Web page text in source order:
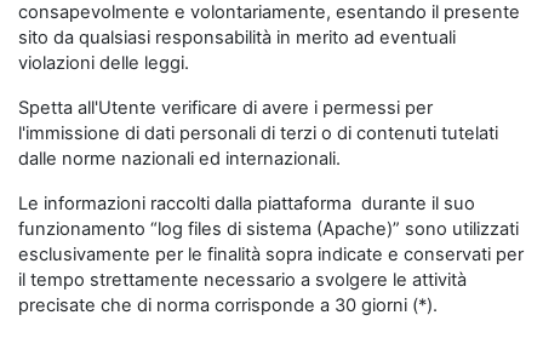
consapevolmente e volontariamente, esentando il presente
sito da qualsiasi responsabilità in merito ad eventuali
violazioni delle leggi.
Spetta all'Utente verificare di avere i permessi per
l'immissione di dati personali di terzi o di contenuti tutelati
dalle norme nazionali ed internazionali.
Le informazioni raccolti dalla piattaforma durante il suo
funzionamento “log files di sistema (Apache)” sono utilizzati
esclusivamente per le finalità sopra indicate e conservati per
il tempo strettamente necessario a svolgere le attività
precisate che di norma corrisponde a 30 giorni (*).